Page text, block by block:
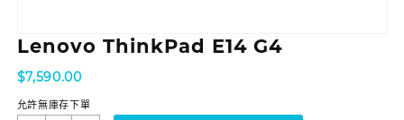
Lenovo ThinkPad E14 G4
$7,590.00
允許無庫存下單